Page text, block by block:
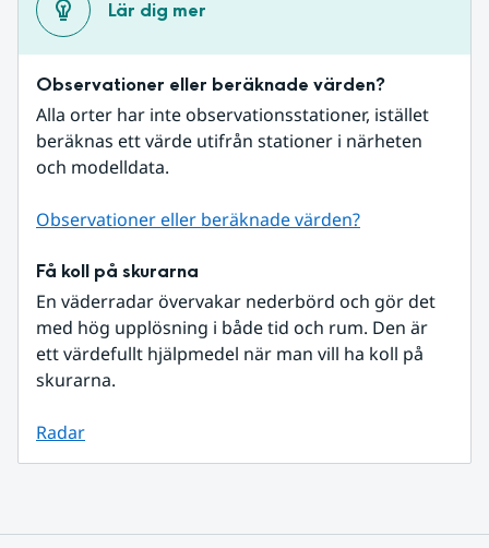
Lär dig mer
Observationer eller beräknade värden?
Alla orter har inte observationsstationer, istället
beräknas ett värde utifrån stationer i närheten
och modelldata.
Observationer eller beräknade värden?
Få koll på skurarna
En väderradar övervakar nederbörd och gör det
med hög upplösning i både tid och rum. Den är
ett värdefullt hjälpmedel när man vill ha koll på
skurarna.
Radar